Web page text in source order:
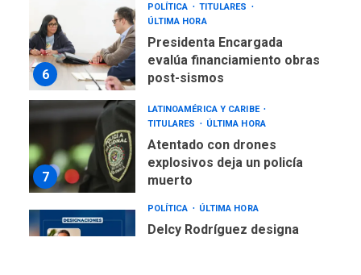
6
ÚLTIMA HORA
Presidenta Encargada
evalúa financiamiento obras
post-sismos
7
LATINOAMÉRICA Y CARIBE
TITULARES
ÚLTIMA HORA
Atentado con drones
explosivos deja un policía
muerto
POLÍTICA ÚLTIMA HORA
Delcy Rodríguez designa
nuevo presidente de